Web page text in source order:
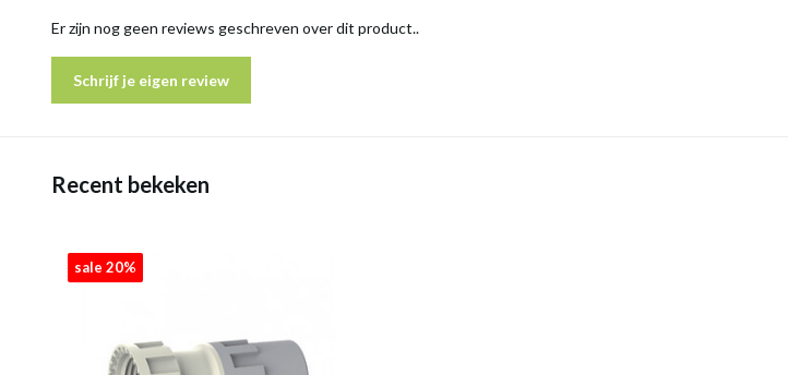
Er zijn nog geen reviews geschreven over dit product..
Schrijf je eigen review
Recent bekeken
sale 20%